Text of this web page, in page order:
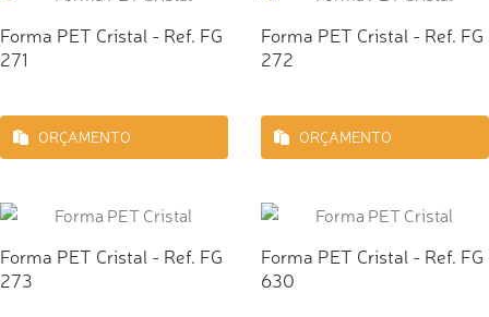
Forma PET Cristal - Ref. FG
271
ORÇAMENTO
Forma PET Cristal - Ref. FG
272
ORÇAMENTO
Forma PET Cristal - Ref. FG
273
Forma PET Cristal - Ref. FG
630